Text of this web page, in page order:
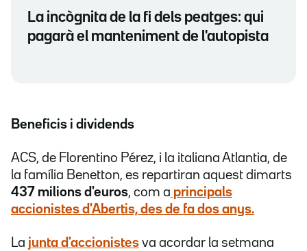
La incògnita de la fi dels peatges: qui
pagarà el manteniment de l'autopista
Beneficis i dividends
ACS, de Florentino Pérez, i la italiana Atlantia, de
la família Benetton, es repartiran aquest dimarts
437 milions d'euros, com a principals
accionistes d'Abertis, des de fa dos anys.
La junta d'accionistes va acordar la setmana